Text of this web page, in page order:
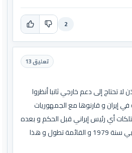
2
تعليق 13
لا تحتاج إلى دعم خارجي ثانبا أنظروا
في إيران و قارنوها مع الجمهوريات
أي رئيس إيراني قبل الحكم و بعده
رابعا إيران قامت بالربيع العربي سنة 1979 و القائمة تطول و هذا